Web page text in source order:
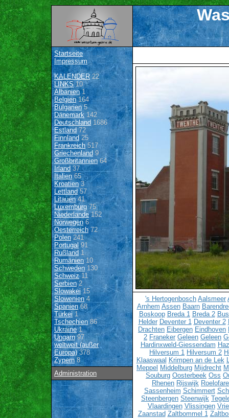
Startseite
Impressum
KALENDER22
LINKS10
Albanien1
Belgien164
Bulgarien 5
Dänemark142
Deutschland 1686
Estland 72
Finnland 25
Frankreich517
Griechenland9
Großbritannien64
Irland 37
Italien65
Kroatien3
Lettland57
Litauen41
Luxemburg 75
Niederlande152
Norwegen6
Oesterreich72
Polen 241
Portugal91
Rußland 1
Rumänien10
Schweden 130
Schweiz11
Serbien2
Slowakei15
Slowenien4
Spanien68
Türkei1
Tschechien 86
Ukraine1
Ungarn97
weltweit (außer
Europa)378
Zypern8
Administration
's Hertogenbosch Aalsmeer
Arnhem Assen Baarn
Boskoop Breda 1 Breda 2
Helder Deventer 1 Deventer 2
Drachten Eibergen Eindhoven
2 Franeker Geleen Geleen
Hardinxweld-Giessendam
Hilversum 1 Hilversum 2
Klaaswaal Krimpen an de Lek
Meppel Middelburg Mijdrecht
Souburg Oosterbeek Oss
Rhenen Rijswijk
Sassenheim Schimmert
Steenbergen Steenwijk
Vlaardingen Vlissingen
Zaanstad Zaltbommel 1